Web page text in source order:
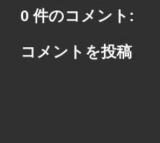
0 件のコメント:
コメントを投稿